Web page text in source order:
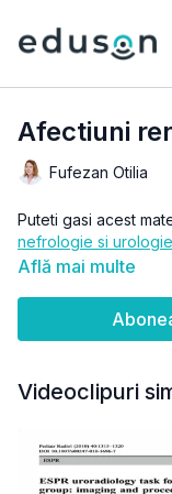
Afectiuni
Fufezan Otilia
Puteti gasi acest
nefrologie si urologie
Află mai multe
Videoclipuri